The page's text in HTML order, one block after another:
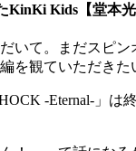
KinKi Kids【堂本
いて。まだスピ
を観ていただきた
-Eternal-」